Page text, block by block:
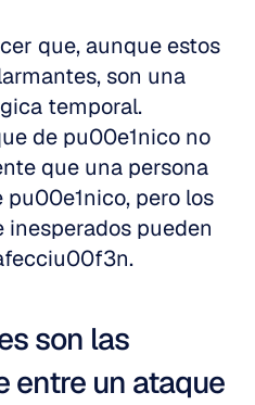
que, aunque estos
son una
temporal.
de pu00e1nico no
que una persona
pero los
pueden
son las
entre un ataque